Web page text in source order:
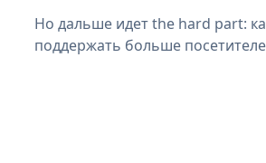
Но дальше идет the hard part:
поддержать больше